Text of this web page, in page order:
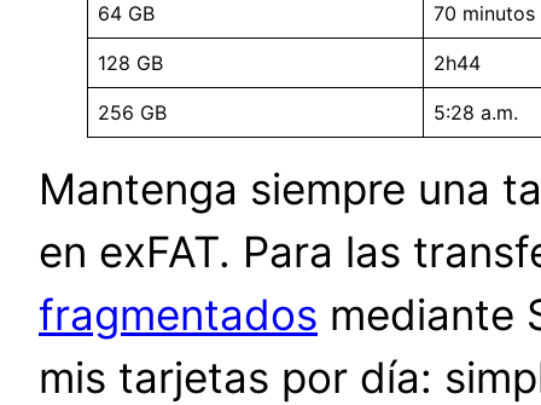
64 GB 70 minutos
128 GB 2h44
256 GB 5:28 a.m.
Mantenga siempre una
en exFAT. Para las
fragmentados mediante
mis tarjetas por día: